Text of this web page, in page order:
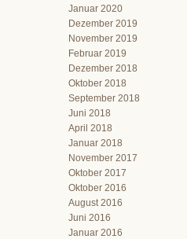
Januar 2020
Dezember 2019
November 2019
Februar 2019
Dezember 2018
Oktober 2018
September 2018
Juni 2018
April 2018
Januar 2018
November 2017
Oktober 2017
Oktober 2016
August 2016
Juni 2016
Januar 2016